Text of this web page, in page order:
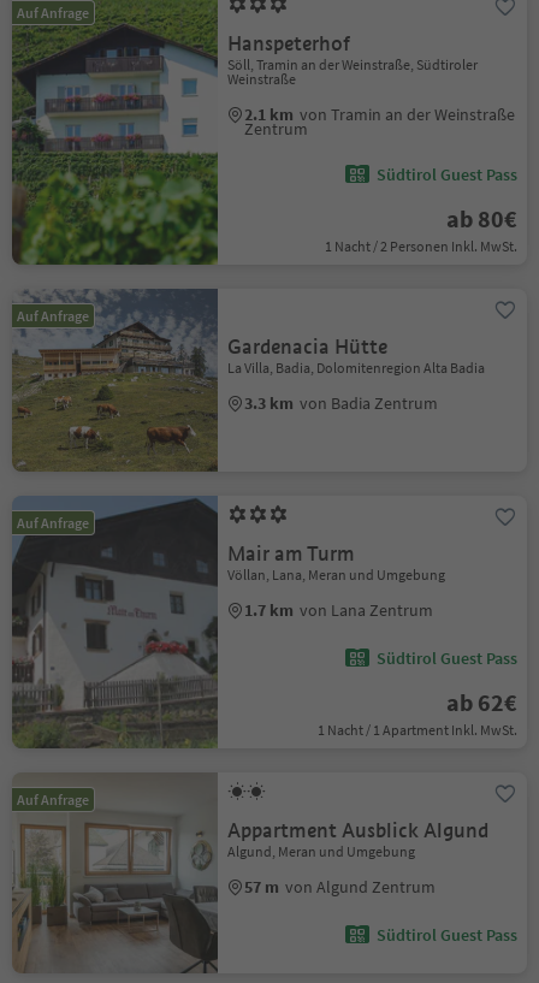
Auf Anfrage
Hanspeterhof
Söll, Tramin an der Weinstraße, Südtiroler
Weinstraße
2.1 km von Tramin an der Weinstraße
Zentrum
Südtirol Guest Pass
ab 80€
1 Nacht / 2 Personen Inkl. MwSt.
Auf Anfrage
Gardenacia Hütte
La Villa, Badia, Dolomitenregion Alta Badia
3.3 km von Badia Zentrum
Auf Anfrage
Mair am Turm
Völlan, Lana, Meran und Umgebung
1.7 km von Lana Zentrum
Südtirol Guest Pass
ab 62€
1 Nacht / 1 Apartment Inkl. MwSt.
Auf Anfrage
Appartment Ausblick Algund
Algund, Meran und Umgebung
57 m von Algund Zentrum
Südtirol Guest Pass